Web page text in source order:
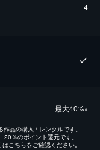
4
最⼤40%※
品の購入 / レンタルです。
％のポイント還元です。
はこちらをご確認ください。